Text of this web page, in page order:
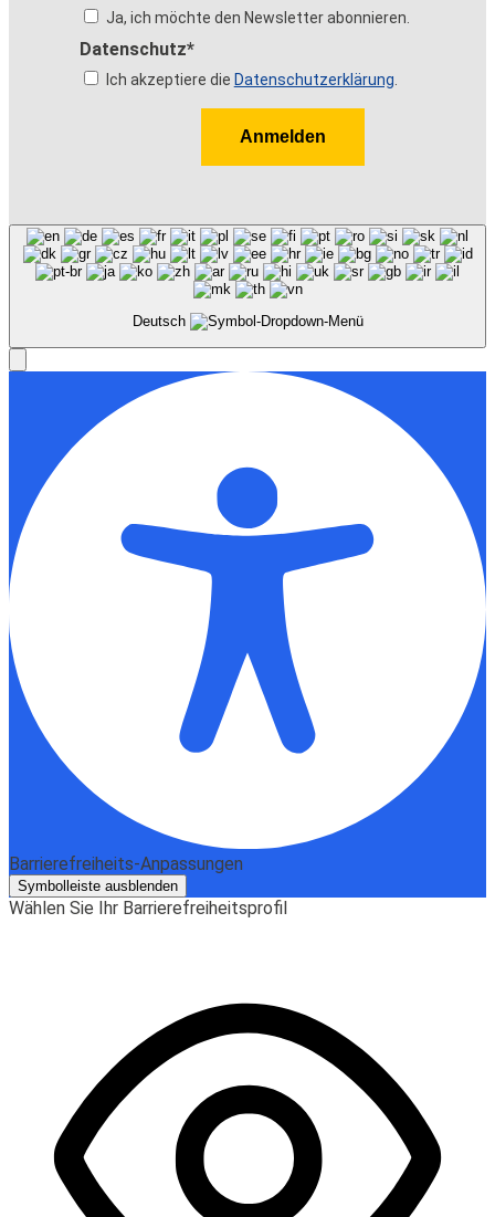
Ja, ich möchte den Newsletter abonnieren.
Datenschutz*
Ich akzeptiere die Datenschutzerklärung
Anmelden
Deutsch
Barrierefreiheits-Anpassungen
Symbolleiste ausblenden
Wählen Sie Ihr Barrierefreiheitsprofil